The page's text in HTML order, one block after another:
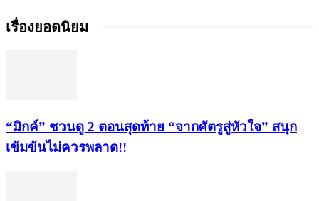
เรื่องยอดนิยม
“มิกค์” ชวนดู 2 ตอนสุดท้าย “จากศัตรูสู่หัวใจ” สนุก
เข้มข้นไม่ควรพลาด!!